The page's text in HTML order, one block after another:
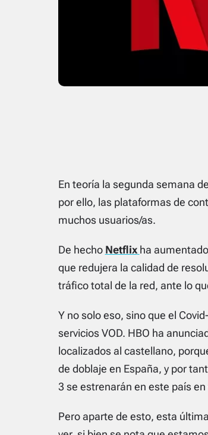
En teoría la segunda semana
por ello, las plataformas de
muchos usuarios/as.
De hecho Netflix ha
que redujera la calidad de
tráfico total de la red, ante lo
Y no solo eso, sino que el
servicios VOD. HBO ha
localizados al castellano,
de doblaje en España, y por
3 se estrenarán en este país
Pero aparte de esto, esta